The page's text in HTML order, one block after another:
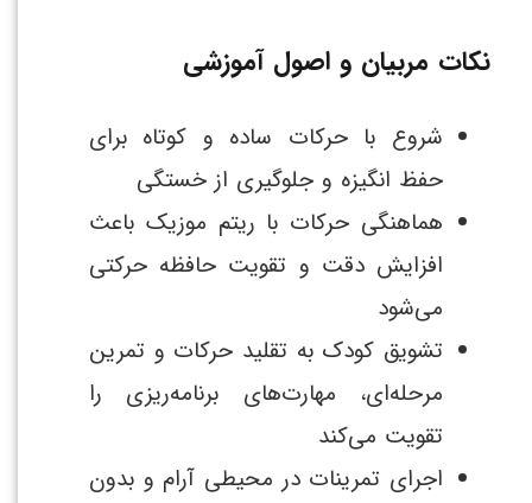
نکات مربیان و اصول آموزشی
شروع با حرکات ساده و کوتاه برای
حفظ انگیزه و جلوگیری از خستگی
هماهنگی حرکات با ریتم موزیک باعث
افزایش دقت و تقویت حافظه حرکتی
می‌شود
تشویق کودک به تقلید حرکات و تمرین
مرحله‌ای، مهارت‌های برنامه‌ریزی را
تقویت می‌کند
اجرای تمرینات در محیطی آرام و بدون